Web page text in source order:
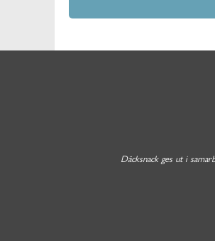
Däcksnack ges ut i